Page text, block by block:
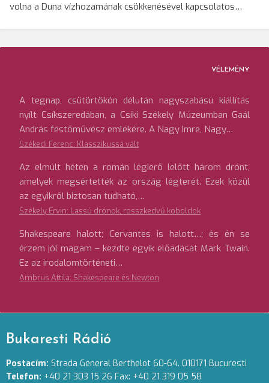
volna a Duna vízhozamának csökkenésével kapcsolatos…
VÉLEMÉNY
A tegnap, csütörtökön délután nagyszabású kiállítás
nyílt Csíkszeredában, a Csíki Székely Múzeumban Gaál
András festőművész emlékére. A Nagy Imre, Nagy…
Székedi Ferenc: Klasszikussá vált
Az elmúlt héten a román légierő lelőtt három drónt,
amelyek megsértették az ország légterét. Ezek közül
az egyikről biztosan tudható,…
Székely Ervin: Lassú drónok, rosszkedvű koboldok
Shakespeare halott; Cervantes is halott…; és én se
érzem jól magam – kezdte egyik előadását Mark Twain.
Ez az irodalomtörténeti…
Ambrus Attila: Shakespeare és Newton
Bukaresti Rádió
Postacím: Strada General Berthelot 60-64. 010171 Bucuresti
Telefon: +40 21 303 15 26 Fax: +40 21 319 05 58